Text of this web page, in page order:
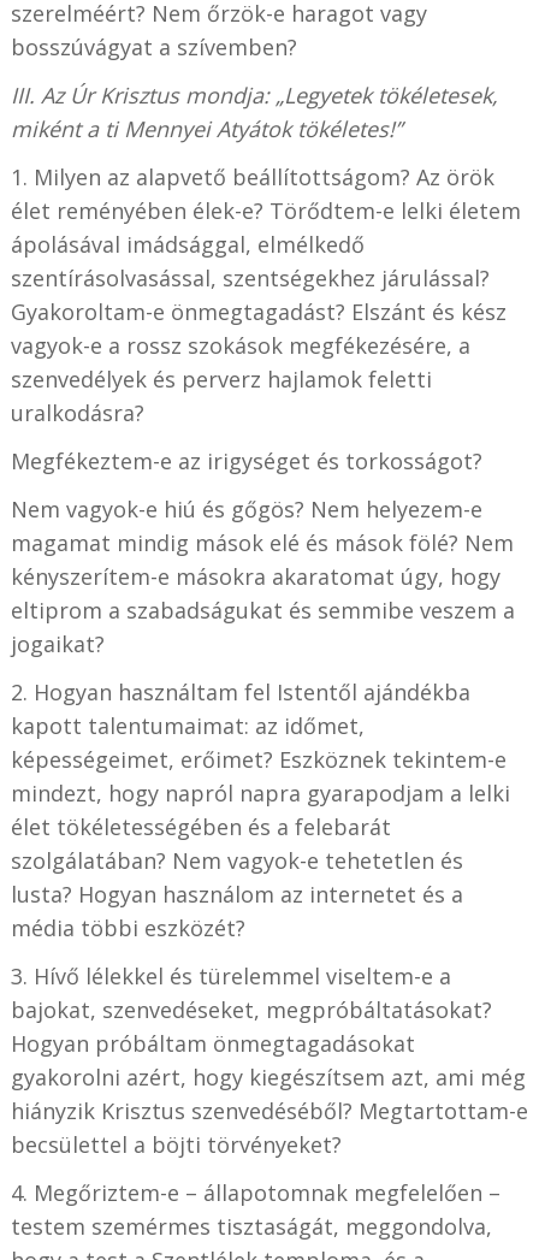
szerelméért? Nem őrzök-e haragot vagy
bosszúvágyat a szívemben?
III. Az Úr Krisztus mondja: „Legyetek tökéletesek,
miként a ti Mennyei Atyátok tökéletes!”
1. Milyen az alapvető beállítottságom? Az örök
élet reményében élek-e? Törődtem-e lelki életem
ápolásával imádsággal, elmélkedő
szentírásolvasással, szentségekhez járulással?
Gyakoroltam-e önmegtagadást? Elszánt és kész
vagyok-e a rossz szokások megfékezésére, a
szenvedélyek és perverz hajlamok feletti
uralkodásra?
Megfékeztem-e az irigységet és torkosságot?
Nem vagyok-e hiú és gőgös? Nem helyezem-e
magamat mindig mások elé és mások fölé? Nem
kényszerítem-e másokra akaratomat úgy, hogy
eltiprom a szabadságukat és semmibe veszem a
jogaikat?
2. Hogyan használtam fel Istentől ajándékba
kapott talentumaimat: az időmet,
képességeimet, erőimet? Eszköznek tekintem-e
mindezt, hogy napról napra gyarapodjam a lelki
élet tökéletességében és a felebarát
szolgálatában? Nem vagyok-e tehetetlen és
lusta? Hogyan használom az internetet és a
média többi eszközét?
3. Hívő lélekkel és türelemmel viseltem-e a
bajokat, szenvedéseket, megpróbáltatásokat?
Hogyan próbáltam önmegtagadásokat
gyakorolni azért, hogy kiegészítsem azt, ami még
hiányzik Krisztus szenvedéséből? Megtartottam-e
becsülettel a böjti törvényeket?
4. Megőriztem-e – állapotomnak megfelelően –
testem szemérmes tisztaságát, meggondolva,